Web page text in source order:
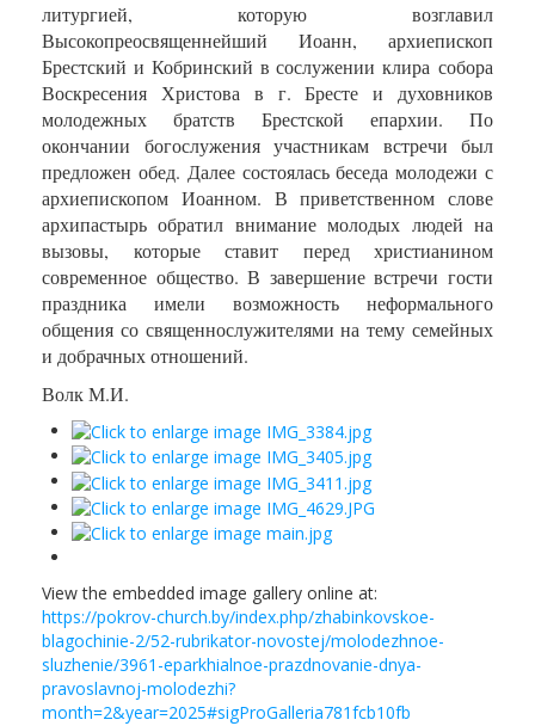
литургией, которую возглавил
Высокопреосвященнейший Иоанн, архиепископ
Брестский и Кобринский в сослужении клира собора
Воскресения Христова в г. Бресте и духовников
молодежных братств Брестской епархии. По
окончании богослужения участникам встречи был
предложен обед. Далее состоялась беседа молодежи с
архиепископом Иоанном. В приветственном слове
архипастырь обратил внимание молодых людей на
вызовы, которые ставит перед христианином
современное общество. В завершение встречи гости
праздника имели возможность неформального
общения со священнослужителями на тему семейных
и добрачных отношений.
Волк М.И.
View the embedded image gallery online at:
https://pokrov-church.by/index.php/zhabinkovskoe-
blagochinie-2/52-rubrikator-novostej/molodezhnoe-
sluzhenie/3961-eparkhialnoe-prazdnovanie-dnya-
pravoslavnoj-molodezhi?
month=2&year=2025#sigProGalleria781fcb10fb